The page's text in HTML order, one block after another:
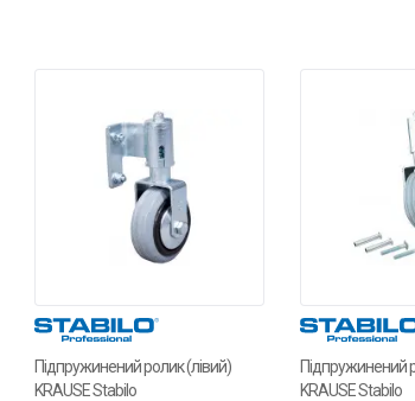
Підпружинений ролик (лівий)
KRAUSE Stabilo
Підпружинений
KRAUSE Stabilo